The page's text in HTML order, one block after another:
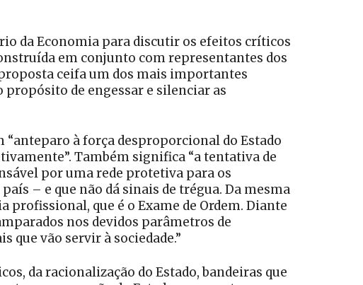
da Economia para discutir os efeitos críticos
em conjunto com representantes dos
ceifa um dos mais importantes
de engessar e silenciar as
“anteparo à força desproporcional do Estado
Também significa “a tentativa de
por uma rede protetiva para os
– e que não dá sinais de trégua. Da mesma
profissional, que é o Exame de Ordem. Diante
nos devidos parâmetros de
que vão servir à sociedade.”
da racionalização do Estado, bandeiras que